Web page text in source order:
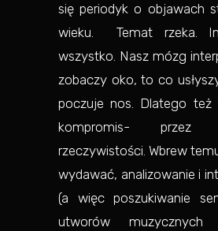
się periodyk o objawach
wieku. Temat rzeka.
wszystko. Nasz mózg
zobaczy oko, to co
poczuje nos. Dlatego
kompromis- przez
rzeczywistości. Wbrew
wydawać, analizowanie i
(a więc poszukiwanie
utworów